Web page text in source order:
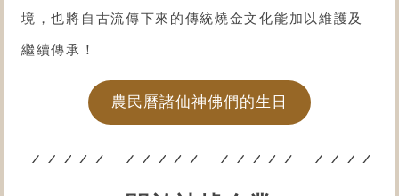
境，也將自古流傳下來的傳統燒金文化能加以維護及
繼續傳承！
農民曆諸仙神佛們的生日